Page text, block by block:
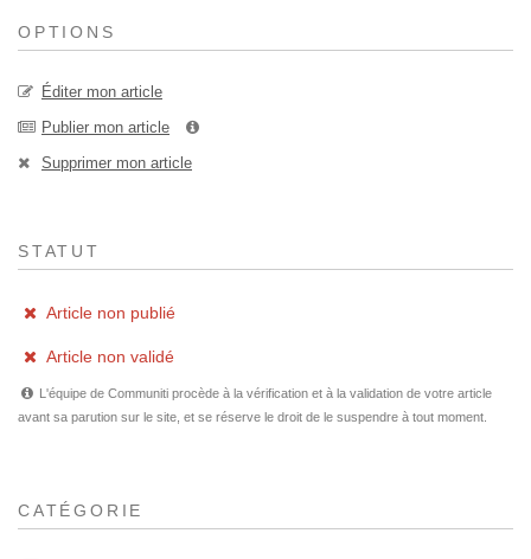
OPTIONS
Éditer mon article
Publier mon article
Supprimer mon article
STATUT
Article non publié
Article non validé
L'équipe de Communiti procède à la vérification et à la validation de votre article
avant sa parution sur le site, et se réserve le droit de le suspendre à tout moment.
CATÉGORIE